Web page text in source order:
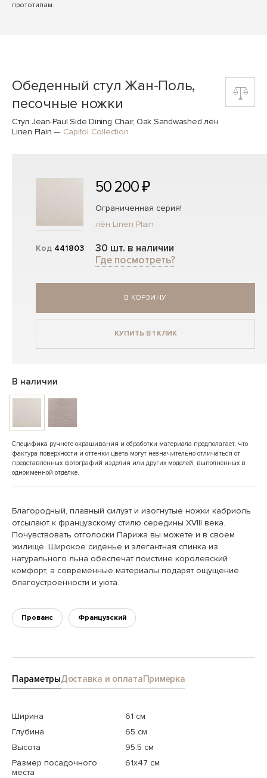
прототипам.
Обеденный стул Жан-Поль,
песочные ножки
Стул Jean-Paul Side Dining Chair, Oak Sandwashed лён
Linen Plain — Capitol Collection
Код 441803
50 200 ₽
Ограниченная серия!
лён Linen Plain
30 шт. в наличии
Где посмотреть?
В КОРЗИНУ
КУПИТЬ В 1 КЛИК
В наличии
Специфика ручного окрашивания и обработки материала предполагает, что
фактура поверхности и оттенки цвета могут незначительно отличаться от
представленных фотографий изделия или других моделей, выполненных в
одноименной отделке.
Благородный, плавный силуэт и изогнутые ножки кабриоль
отсылают к французскому стилю середины XVIII века.
Почувствовать отголоски Парижа вы можете и в своем
жилище. Широкое сиденье и элегантная спинка из
натурального льна обеспечат поистине королевский
комфорт, а современные материалы подарят ощущение
благоустроенности и уюта.
Прованс Французский
ПараметрыДоставка и оплатаПримерка
Ширина
61 см
Глубина
65 см
Высота
95.5 см
Размер посадочного
места
61x47 см